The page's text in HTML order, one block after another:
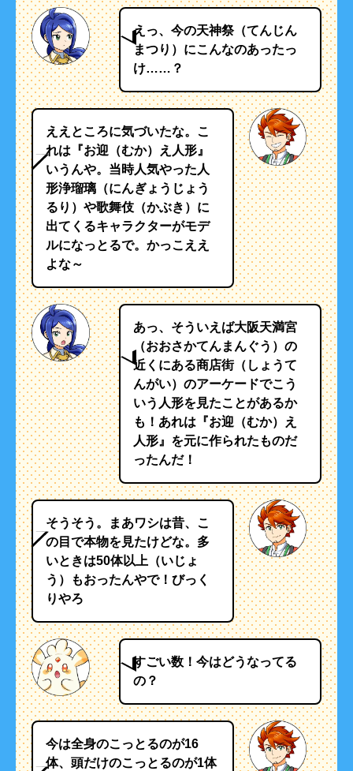
えっ、今の天神祭（てんじん
まつり）にこんなのあったっ
け……？
ええところに気づいたな。こ
れは『お迎（むか）え人形』
いうんや。当時人気やった人
形浄瑠璃（にんぎょうじょう
るり）や歌舞伎（かぶき）に
出てくるキャラクターがモデ
ルになっとるで。かっこええ
よな～
あっ、そういえば大阪天満宮
（おおさかてんまんぐう）の
近くにある商店街（しょうて
んがい）のアーケードでこう
いう人形を見たことがあるか
も！あれは『お迎（むか）え
人形』を元に作られたものだ
ったんだ！
そうそう。まあワシは昔、こ
の目で本物を見たけどな。多
いときは50体以上（いじょ
う）もおったんやで！びっく
りやろ
すごい数！今はどうなってる
の？
今は全身のこっとるのが16
体、頭だけのこっとるのが1体